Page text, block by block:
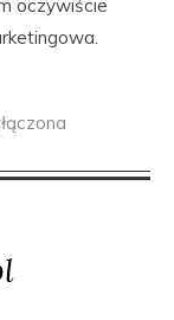
oczywiście